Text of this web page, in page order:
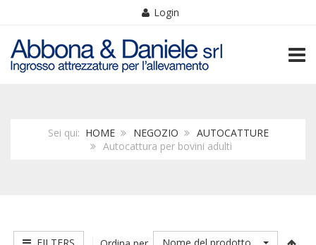
Login
Sei qui: HOME NEGOZIO
AUTOCATTURE
Autocattura per bovini adulti